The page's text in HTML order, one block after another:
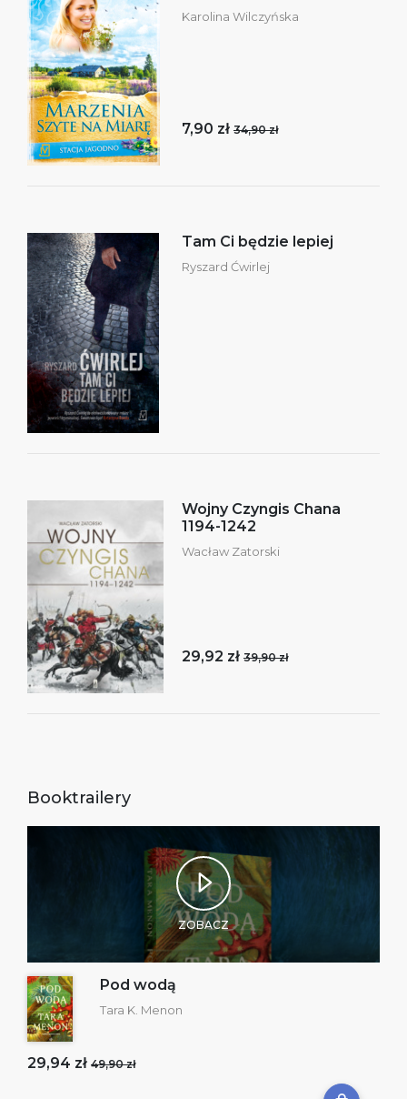
Karolina Wilczyńska
7,90 zł 34,90 zł
Tam Ci będzie lepiej
Ryszard Ćwirlej
Wojny Czyngis Chana
1194-1242
Wacław Zatorski
29,92 zł 39,90 zł
Booktrailery
ZOBACZ
Pod wodą
Tara K. Menon
29,94 zł 49,90 zł